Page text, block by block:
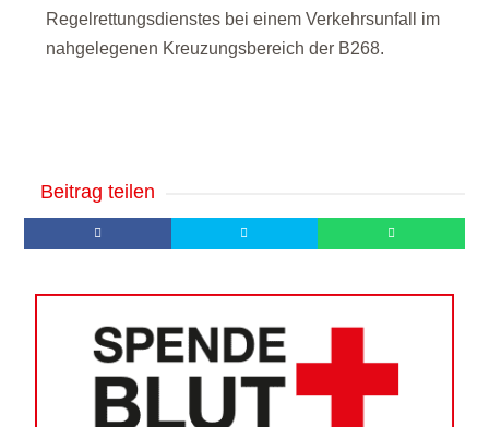
Regelrettungsdienstes bei einem Verkehrsunfall im
nahgelegenen Kreuzungsbereich der B268.
Beitrag teilen